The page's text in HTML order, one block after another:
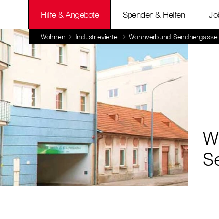
Hilfe & Angebote Spenden & Helfen
Wohnen Industrieviertel Wohnverbund Sendnergasse